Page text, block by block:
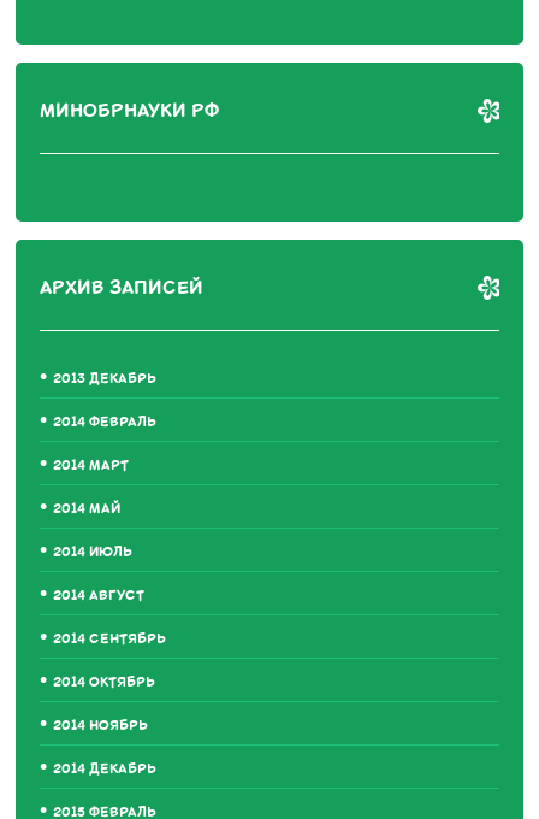
МИНОБРНАУКИ РФ
АРХИВ ЗАПИСЕЙ
2013 ДЕКАБРЬ
2014 ФЕВРАЛЬ
2014 МАРТ
2014 МАЙ
2014 ИЮЛЬ
2014 АВГУСТ
2014 СЕНТЯБРЬ
2014 ОКТЯБРЬ
2014 НОЯБРЬ
2014 ДЕКАБРЬ
2015 ФЕВРАЛЬ